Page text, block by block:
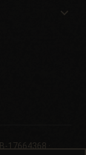
17664368 ·